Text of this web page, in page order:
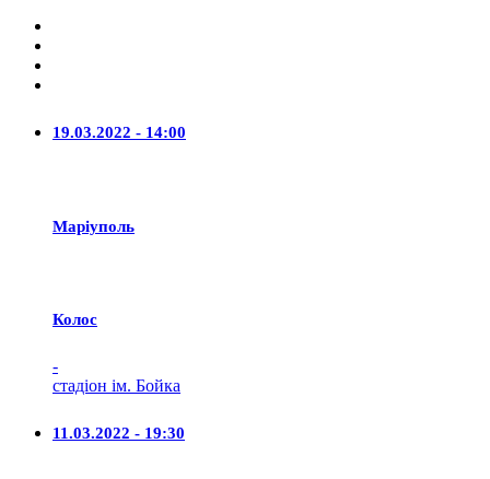
19.03.2022 - 14:00
Маріуполь
Колос
-
стадіон ім. Бойка
11.03.2022 - 19:30